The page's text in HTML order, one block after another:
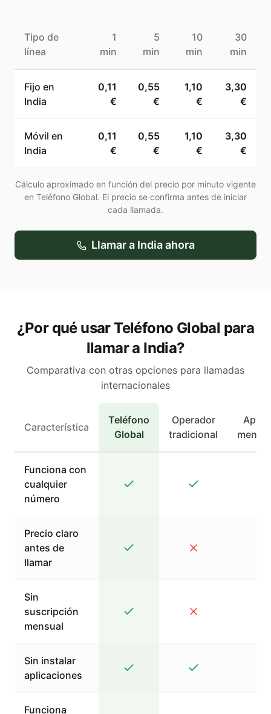
Tipo de
línea
1
min
5
min
10
min
30
min
Fijo en
India
0,11
€
0,55
€
1,10
€
3,30
€
Móvil en
India
0,11
€
0,55
€
1,10
€
3,30
€
Cálculo aproximado en función del precio por minuto vigente
en Teléfono Global. El precio se confirma antes de iniciar
cada llamada.
Llamar a Indiaahora
¿Por qué usar Teléfono Global para
llamar a India?
Comparativa con otras opciones para llamadas
internacionales
Característica
Teléfono
Global
Operador
tradicional
Apps
Funciona con
cualquier
número
Precio claro
antes de
llamar
Sin
suscripción
mensual
Sin instalar
aplicaciones
Funciona